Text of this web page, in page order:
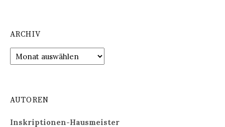
ARCHIV
Archiv
AUTOREN
Inskriptionen-Hausmeister